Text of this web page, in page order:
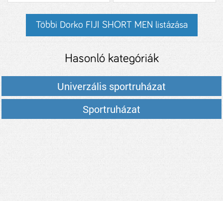
Többi Dorko FIJI SHORT MEN listázása
Hasonló kategóriák
Univerzális sportruházat
Sportruházat